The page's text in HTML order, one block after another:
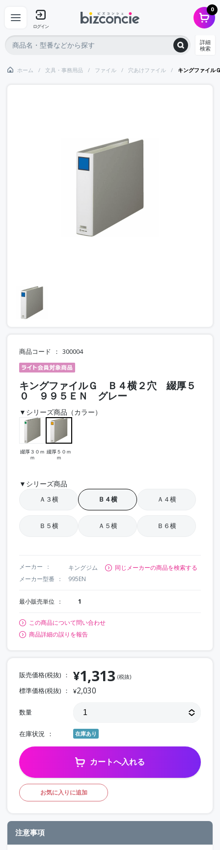
ログイン
0
詳細
検索
ホーム 文具・事務用品 ファイル 穴あけファイル キングファイ
商品コード 300004
キングファイルＧ Ｂ４横２穴 綴厚５
０ ９９５ＥＮ グレー
▼シリーズ商品（カラー）
綴厚３０ｍ
ｍ
綴厚５０ｍ
ｍ
▼シリーズ商品
Ａ３横 Ｂ４横 Ａ４横
Ｂ５横 Ａ５横 Ｂ６横
メーカー キングジム
同じメーカーの商品を検索する
メーカー型番
995EN
最小販売単位 1
この商品について問い合わせ
商品詳細の誤りを報告
販売価格(税抜) ¥1,313 (税抜)
標準価格(税抜) ¥2,030
数量
在庫状況 在庫あり
カートへ入れる
お気に入りに追加
注意事項